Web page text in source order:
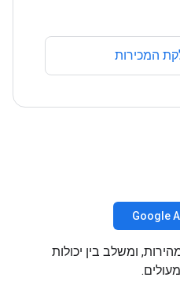
המכירות
ומשלב בין יכולות